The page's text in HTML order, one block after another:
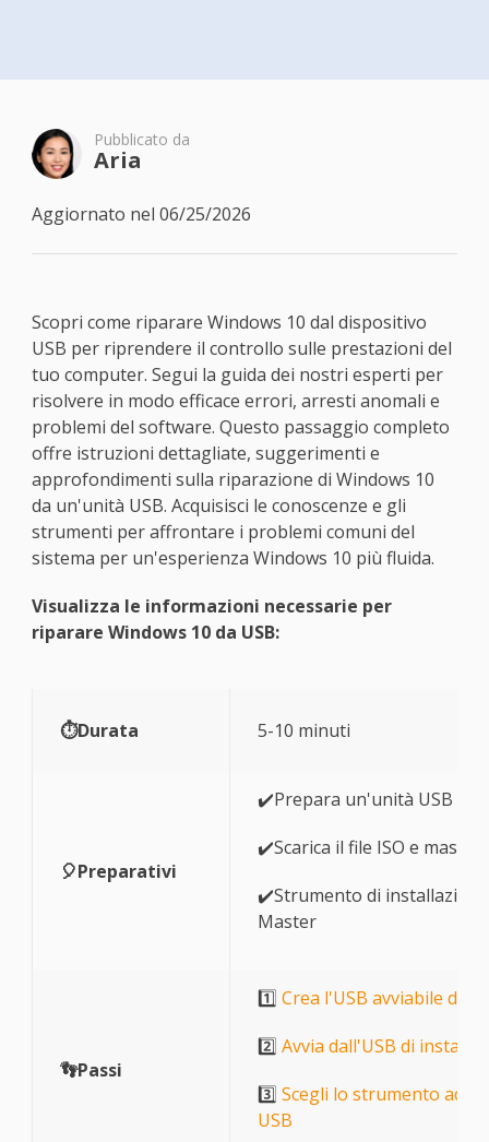
Pubblicato da
Aria
Aggiornato nel 06/25/2026
Scopri come riparare Windows 10 dal dispositivo
USB per riprendere il controllo sulle prestazioni del
tuo computer. Segui la guida dei nostri esperti per
risolvere in modo efficace errori, arresti anomali e
problemi del software. Questo passaggio completo
offre istruzioni dettagliate, suggerimenti e
approfondimenti sulla riparazione di Windows 10
da un'unità USB. Acquisisci le conoscenze e gli
strumenti per affrontare i problemi comuni del
sistema per un'esperienza Windows 10 più fluida.
Visualizza le informazioni necessarie per
riparare Windows 10 da USB:
⏱️Durata 5-10 minuti
🎈Preparativi
✔️Prepara un'unità USB e
✔️Scarica il file ISO e
✔️Strumento di
Master
👣Passi
1️⃣ Crea l'USB avviabile di
2️⃣ Avvia dall'USB di
3️⃣ Scegli lo strumento
USB